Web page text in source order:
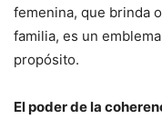
femenina, que brinda
familia, es un
propósito.
El poder de la